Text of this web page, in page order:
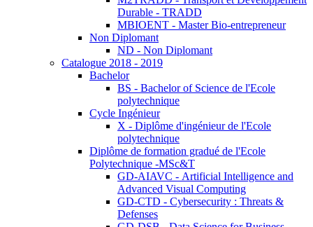
Durable - TRADD
MBIOENT - Master Bio-entrepreneur
Non Diplomant
ND - Non Diplomant
Catalogue 2018 - 2019
Bachelor
BS - Bachelor of Science de l'Ecole
polytechnique
Cycle Ingénieur
X - Diplôme d'ingénieur de l'Ecole
polytechnique
Diplôme de formation gradué de l'Ecole
Polytechnique -MSc&T
GD-AIAVC - Artificial Intelligence and
Advanced Visual Computing
GD-CTD - Cybersecurity : Threats &
Defenses